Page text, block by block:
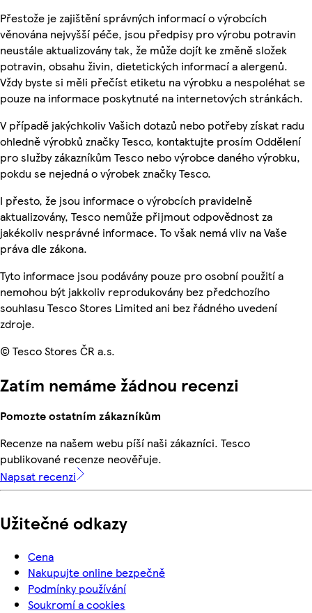
Přestože je zajištění správných informací o výrobcích
věnována nejvyšší péče, jsou předpisy pro výrobu potravin
neustále aktualizovány tak, že může dojít ke změně složek
potravin, obsahu živin, dietetických informací a alergenů.
Vždy byste si měli přečíst etiketu na výrobku a nespoléhat se
pouze na informace poskytnuté na internetových stránkách.
V případě jakýchkoliv Vašich dotazů nebo potřeby získat radu
ohledně výrobků značky Tesco, kontaktujte prosím Oddělení
pro služby zákazníkům Tesco nebo výrobce daného výrobku,
pokdu se nejedná o výrobek značky Tesco.
I přesto, že jsou informace o výrobcích pravidelně
aktualizovány, Tesco nemůže přijmout odpovědnost za
jakékoliv nesprávné informace. To však nemá vliv na Vaše
práva dle zákona.
Tyto informace jsou podávány pouze pro osobní použití a
nemohou být jakkoliv reprodukovány bez předchozího
souhlasu Tesco Stores Limited ani bez řádného uvedení
zdroje.
© Tesco Stores ČR a.s.
Zatím nemáme žádnou recenzi
Pomozte ostatním zákazníkům
Recenze na našem webu píší naši zákazníci. Tesco
publikované recenze neověřuje.
Napsat recenzi
Užitečné odkazy
Cena
Nakupujte online bezpečně
Podmínky používání
Soukromí a cookies